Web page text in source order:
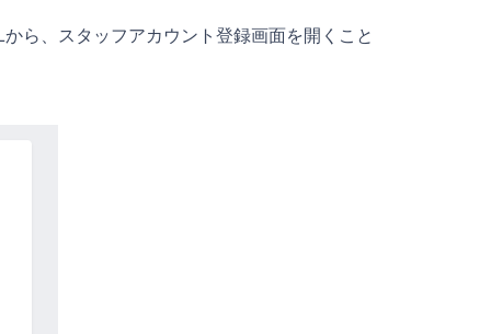
ら、スタッフアカウント登録画面を開くこと